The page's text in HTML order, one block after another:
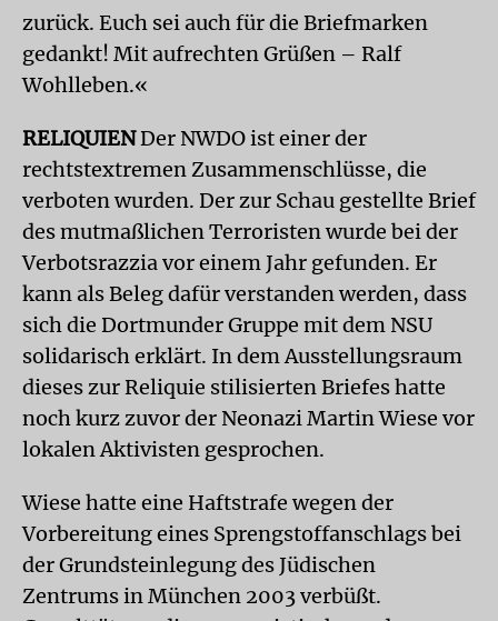
zurück. Euch sei auch für die Briefmarken
gedankt! Mit aufrechten Grüßen – Ralf
Wohlleben.«
RELIQUIENDer NWDO ist einer der
rechtstextremen Zusammenschlüsse, die
verboten wurden. Der zur Schau gestellte Brief
des mutmaßlichen Terroristen wurde bei der
Verbotsrazzia vor einem Jahr gefunden. Er
kann als Beleg dafür verstanden werden, dass
sich die Dortmunder Gruppe mit dem NSU
solidarisch erklärt. In dem Ausstellungsraum
dieses zur Reliquie stilisierten Briefes hatte
noch kurz zuvor der Neonazi Martin Wiese vor
lokalen Aktivisten gesprochen.
Wiese hatte eine Haftstrafe wegen der
Vorbereitung eines Sprengstoffanschlags bei
der Grundsteinlegung des Jüdischen
Zentrums in München 2003 verbüßt.